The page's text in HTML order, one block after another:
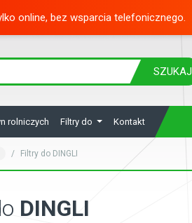
online, bez wsparcia telefonicznego.
SZUKAJ
rolniczych Filtry do Kontakt
Filtry do DINGLI
DINGLI